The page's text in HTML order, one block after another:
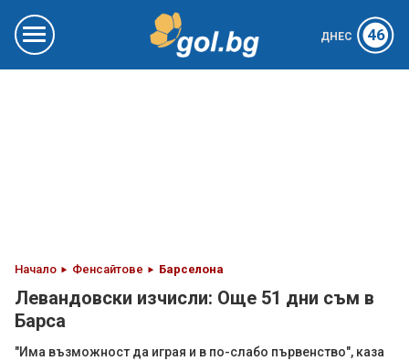
ДНЕС 46
Начало Фенсайтове Барселона
Левандовски изчисли: Още 51 дни съм в
Барса
"Има възможност да играя и в по-слабо първенство", каза